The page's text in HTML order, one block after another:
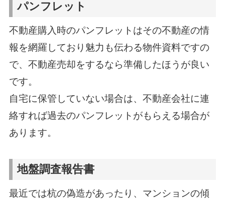
パンフレット
不動産購入時のパンフレットはその不動産の情
報を網羅しており魅力も伝わる物件資料ですの
で、不動産売却をするなら準備したほうが良い
です。
自宅に保管していない場合は、不動産会社に連
絡すれば過去のパンフレットがもらえる場合が
あります。
地盤調査報告書
最近では杭の偽造があったり、マンションの傾